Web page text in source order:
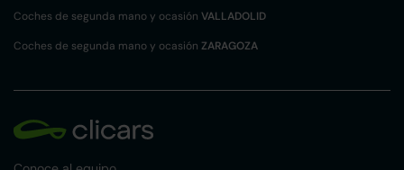
Coches de segunda mano y ocasión VALLADOLID
Coches de segunda mano y ocasión ZARAGOZA